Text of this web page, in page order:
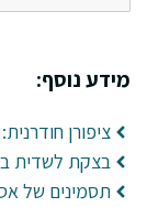
מידע נוסף:
ציפורן
בצקת לשדית
תסמינים של